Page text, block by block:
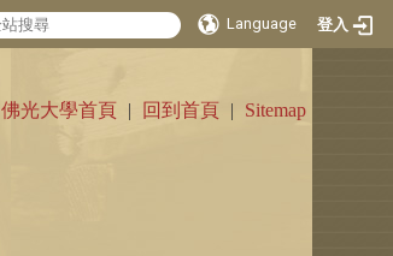
Language 登入
佛光大學首頁 | 回到首頁 | Sitemap